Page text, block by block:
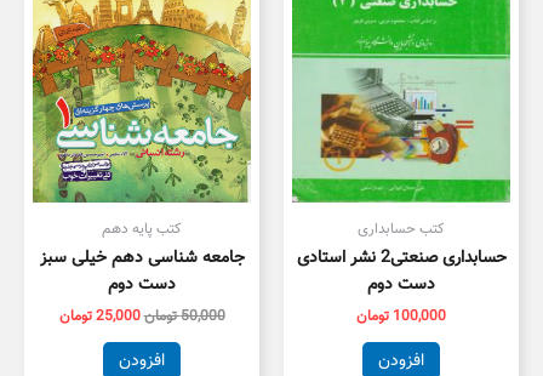
کتب حسابداری
حسابداری صنعتی2 نشر استادی
دست دوم
100,000 تومان
افزودن
کتب پایه دهم
جامعه شناسی دهم خیلی سبز
دست دوم
50,000تومان25,000تومان
افزودن